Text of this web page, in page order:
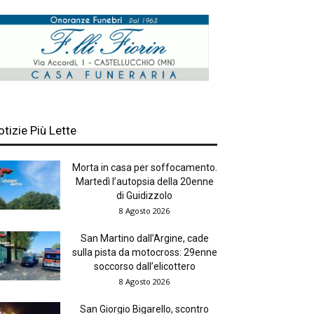
Più Lette
Morta in casa per soffocamento.
Martedì l’autopsia della 20enne
di Guidizzolo
8 Agosto 2026
San Martino dall’Argine, cade
sulla pista da motocross: 29enne
soccorso dall’elicottero
8 Agosto 2026
San Giorgio Bigarello, scontro